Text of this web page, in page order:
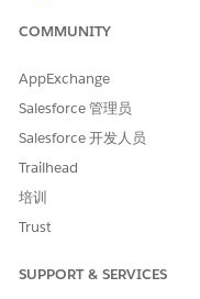
请与我们共享
COMMUNITY
AppExchange
Salesforce 管理员
Salesforce 开发人员
Trailhead
培训
Trust
SUPPORT & SERVICES